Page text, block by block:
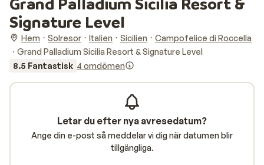
Signature Level
Hem Solresor Italien Sicilien
Campofelice di Roccella
Grand Palladium Sicilia Resort & Signature Level
8.5 Fantastisk 4 omdömen
Letar du efter nya avresedatum?
Ange din e-post så meddelar vi dig när datumen blir
tillgängliga.